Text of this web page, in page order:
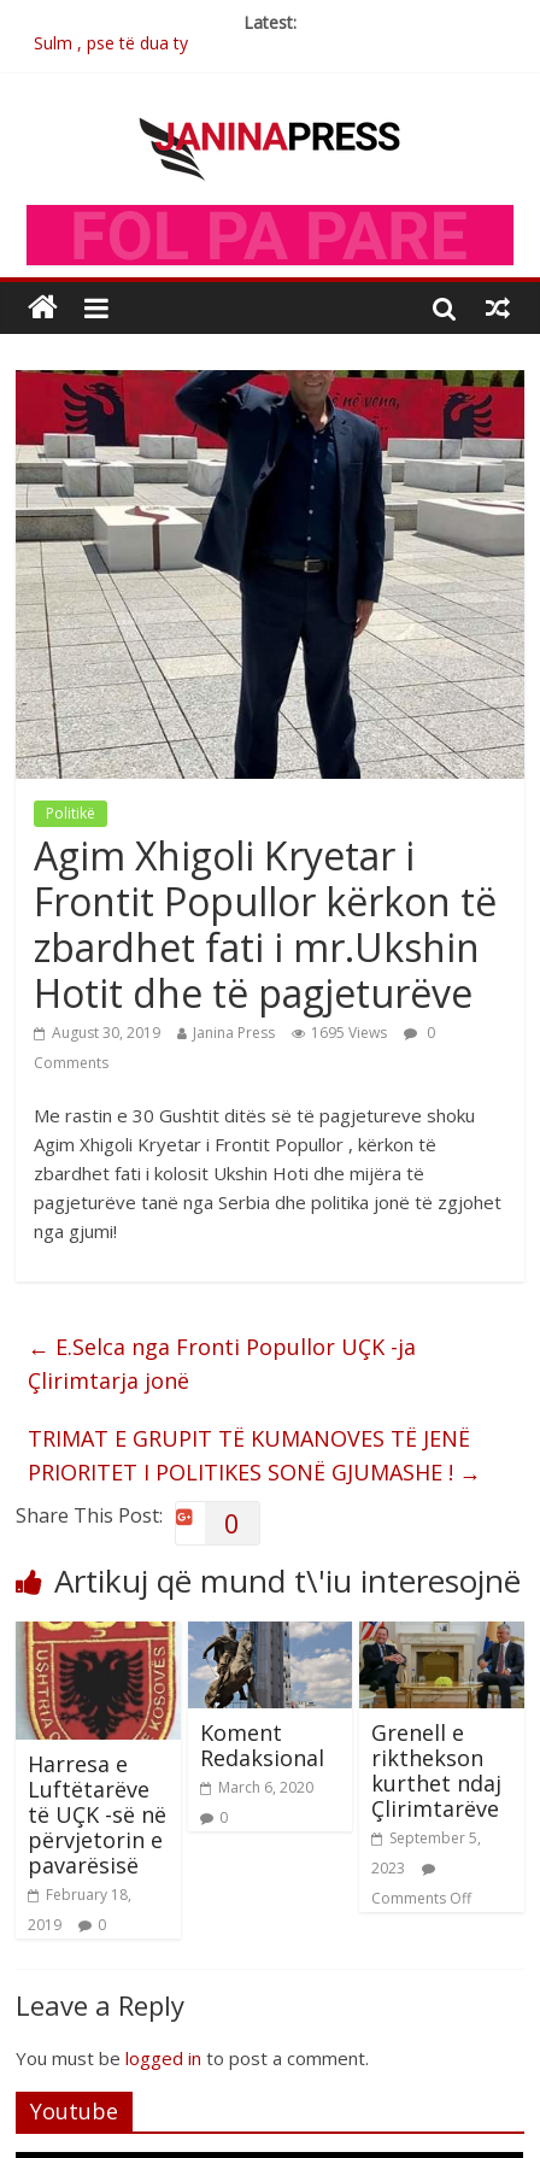
Latest:
Postim me vlera nga artistja e mirëfilltë Mimoza Gjoni
Brahim Çekaj njē veprimtar i respektuar i çeshtjës kombëtare
Politikë
Agim Xhigoli Kryetar i
Frontit Popullor kërkon të
zbardhet fati i mr.Ukshin
Hotit dhe të pagjeturëve
August 30, 2019 Janina Press 1695 Views
0
Comments
Me rastin e 30 Gushtit ditës së të pagjetureve shoku
Agim Xhigoli Kryetar i Frontit Popullor , kërkon të
zbardhet fati i kolosit Ukshin Hoti dhe mijëra të
pagjeturëve tanë nga Serbia dhe politika jonë të zgjohet
nga gjumi!
← E.Selca nga Fronti Popullor UÇK -ja
Çlirimtarja jonë
TRIMAT E GRUPIT TË KUMANOVES TË JENË
PRIORITET I POLITIKES SONË GJUMASHE ! →
Share This Post: 0
Artikuj që mund t\'iu interesojnë
Harresa e
Luftëtarëve
të UÇK -së në
përvjetorin e
pavarësisë
February 18,
2019
0
Koment
Redaksional
March 6, 2020
0
Grenell e
rikthekson
kurthet ndaj
Çlirimtarëve
September 5,
2023
Comments Off
Leave a Reply
You must belogged in to post a comment.
Youtube